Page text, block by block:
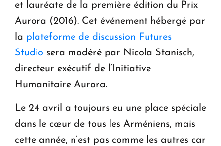
et lauréate de la première édition du Prix
Aurora (2016). Cet événement hébergé par
la plateforme de discussion Futures
Studio sera modéré par Nicola Stanisch,
directeur exécutif de l’Initiative
Humanitaire Aurora.
Le 24 avril a toujours eu une place spéciale
dans le cœur de tous les Arméniens, mais
cette année, n’est pas comme les autres car